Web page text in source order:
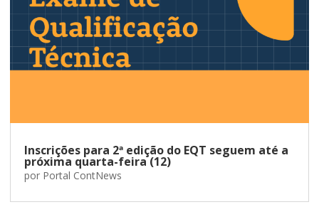
Inscrições para 2ª edição do EQT seguem até a
próxima quarta-feira (12)
por Portal ContNews